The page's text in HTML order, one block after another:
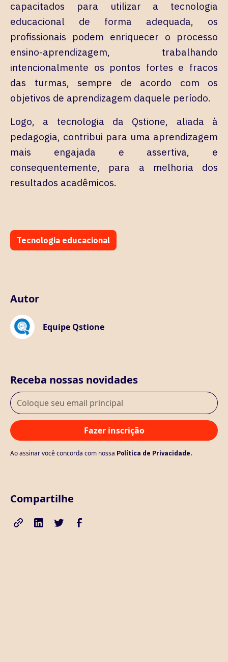
Autor
Equipe Qstione
Receba nossas novidades
Ao assinar você concorda com nossa Política de Privacidade.
Compartilhe
capacitados para utilizar a tecnologia
educacional de forma adequada, os
profissionais podem enriquecer o processo
ensino-aprendizagem, trabalhando
intencionalmente os pontos fortes e fracos
das turmas, sempre de acordo com os
objetivos de aprendizagem daquele período.
Logo, a tecnologia da Qstione, aliada à
pedagogia, contribui para uma aprendizagem
mais engajada e assertiva, e
consequentemente, para a melhoria dos
resultados acadêmicos.
Tecnologia educacional